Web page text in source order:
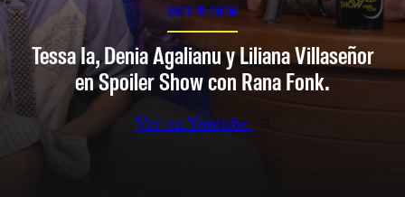
SPOILER SHOW
Tessa Ia, Denia Agalianu y Liliana Villaseñor
en Spoiler Show con Rana Fonk.
Ver en Youtube